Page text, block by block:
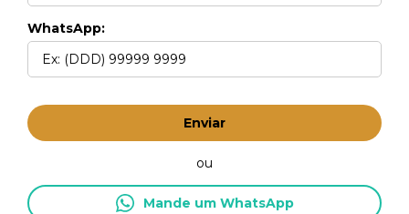
WhatsApp:
Enviar
ou
Mande um WhatsApp